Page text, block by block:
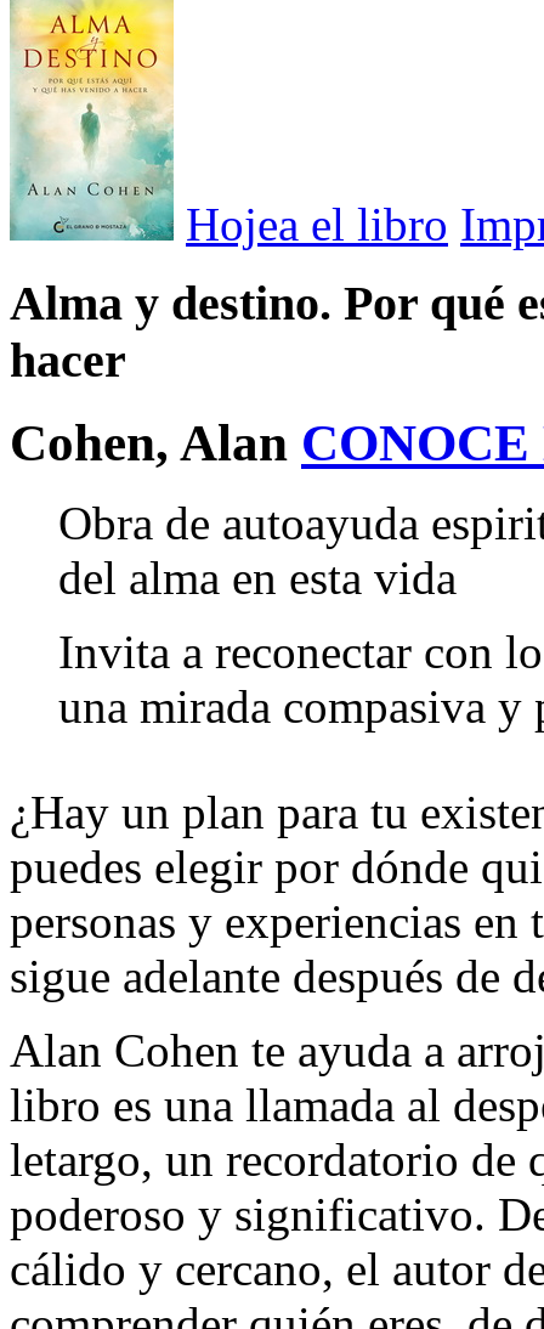
Hojea el libro
Alma y destino. Por qué
hacer
Cohen, Alan
Obra de autoayuda
del alma en esta vida
Invita a reconectar con
una mirada compasiva y
¿Hay un plan para tu
puedes elegir por dónde
personas y experiencias
sigue adelante después de
Alan Cohen te ayuda a
libro es una llamada al
letargo, un recordatorio de
poderoso y significativo.
cálido y cercano, el autor